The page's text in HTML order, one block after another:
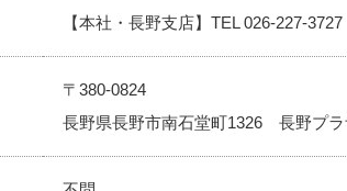
【本社・長野支店】TEL 026-227-
〒380-0824
長野県長野市南石堂町1326 長野プ